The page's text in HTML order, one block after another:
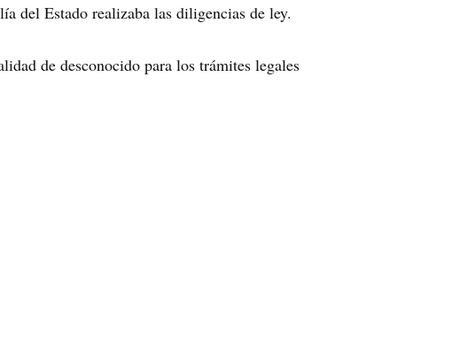
del Estado realizaba las diligencias de ley.
de desconocido para los trámites legales